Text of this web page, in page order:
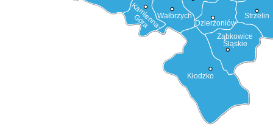
Kłodzko
Dzierżoniów
Strzelin
Wałbrzych
Ząbkowice
Śląskie
Kamienna-
Góra